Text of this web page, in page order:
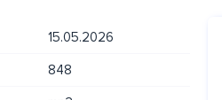
15.05.2026
848